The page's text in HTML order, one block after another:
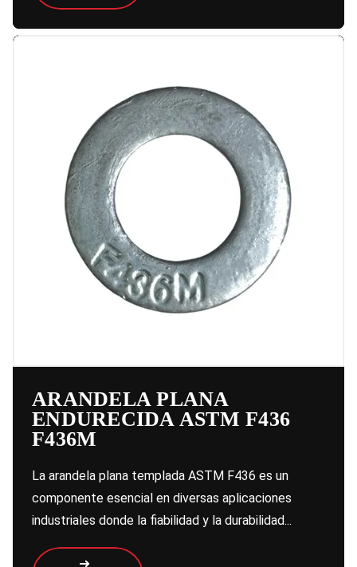
ARANDELA PLANA
ENDURECIDA ASTM F436
F436M
La arandela plana templada ASTM F436 es un
componente esencial en diversas aplicaciones
industriales donde la fiabilidad y la durabilidad...